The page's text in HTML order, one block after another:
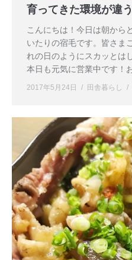
育ってきた環境が違
こんにちは！今日は朝から
いたりの宿毛です。皆さま
れの日のようにスカッとは
本日も元気に営業中です！
2017年5月24日 田舎暮らし